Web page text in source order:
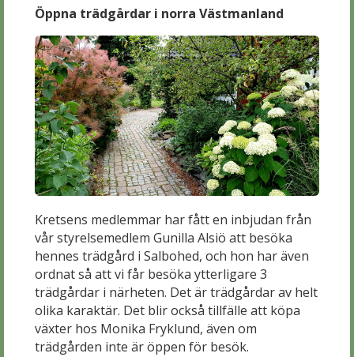
Öppna trädgårdar i norra Västmanland
Kretsens medlemmar har fått en inbjudan från
vår styrelsemedlem Gunilla Alsiö att besöka
hennes trädgård i Salbohed, och hon har även
ordnat så att vi får besöka ytterligare 3
trädgårdar i närheten. Det är trädgårdar av helt
olika karaktär. Det blir också tillfälle att köpa
växter hos Monika Fryklund, även om
trädgården inte är öppen för besök.